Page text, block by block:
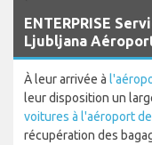
ENTERPRISE
Ljubljana
À leur arrivée à
leur disposition un
voitures à l'aéroport
récupération des